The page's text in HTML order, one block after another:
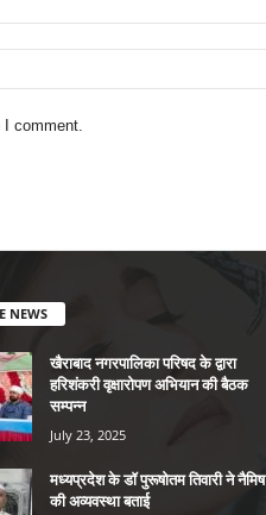
I comment.
NEWS
खैराबाद नगरपालिका परिषद के द्वारा
हरिशंकरी वृक्षारोपण अभियान की बैठक
सम्पन्न
July 23, 2025
मध्यप्रदेश के डॉ पुरूषोतम तिवारी ने नैमिष
की अव्यवस्था बताई